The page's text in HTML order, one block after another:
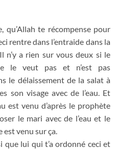
qu’Allah te récompense pour
rentre dans l’entraide dans la
a rien sur vous deux si le
le veut pas et n’est pas
le délaissement de la salat à
son visage avec de l’eau. Et
est venu d’après le prophète
le mari avec de l’eau et le
est venu sur ça.
que lui qui t’a ordonné ceci et